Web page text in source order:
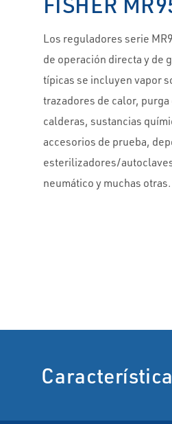
Los reguladores serie
de operación directa y de
típicas se incluyen vapor
trazadores de calor,
calderas, sustancias
accesorios de prueba,
esterilizadores/
neumático y muchas otras.